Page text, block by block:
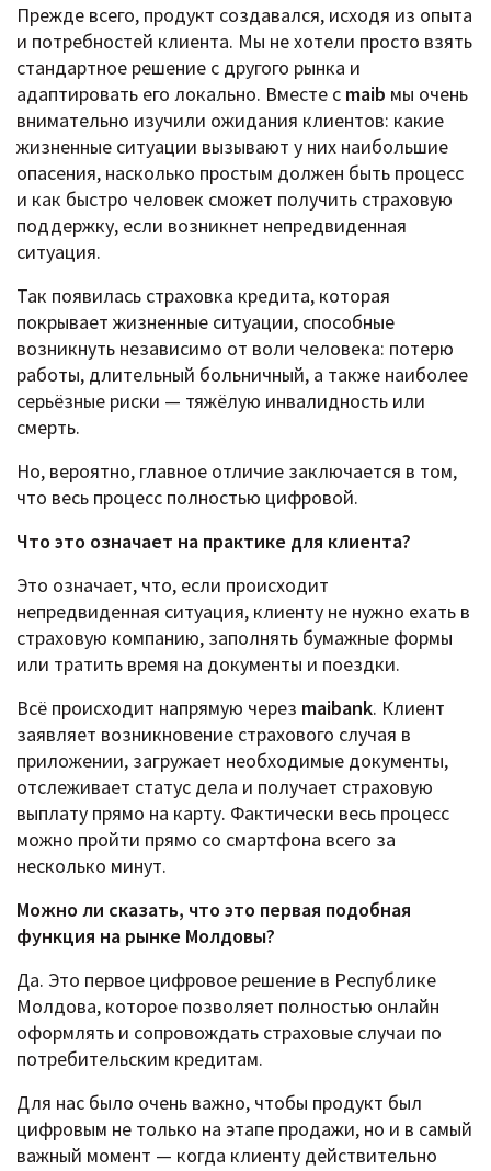
Прежде всего, продукт создавался, исходя из опыта
и потребностей клиента. Мы не хотели просто взять
стандартное решение с другого рынка и
адаптировать его локально. Вместе с maib мы очень
внимательно изучили ожидания клиентов: какие
жизненные ситуации вызывают у них наибольшие
опасения, насколько простым должен быть процесс
и как быстро человек сможет получить страховую
поддержку, если возникнет непредвиденная
ситуация.
Так появилась страховка кредита, которая
покрывает жизненные ситуации, способные
возникнуть независимо от воли человека: потерю
работы, длительный больничный, а также наиболее
серьёзные риски — тяжёлую инвалидность или
смерть.
Но, вероятно, главное отличие заключается в том,
что весь процесс полностью цифровой.
Что это означает на практике для клиента?
Это означает, что, если происходит
непредвиденная ситуация, клиенту не нужно ехать в
страховую компанию, заполнять бумажные формы
или тратить время на документы и поездки.
Всё происходит напрямую через maibank. Клиент
заявляет возникновение страхового случая в
приложении, загружает необходимые документы,
отслеживает статус дела и получает страховую
выплату прямо на карту. Фактически весь процесс
можно пройти прямо со смартфона всего за
несколько минут.
Можно ли сказать, что это первая подобная
функция на рынке Молдовы?
Да. Это первое цифровое решение в Республике
Молдова, которое позволяет полностью онлайн
оформлять и сопровождать страховые случаи по
потребительским кредитам.
Для нас было очень важно, чтобы продукт был
цифровым не только на этапе продажи, но и в самый
важный момент — когда клиенту действительно